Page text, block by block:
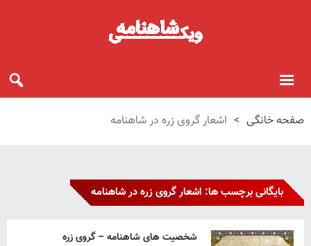
صفحه خانگی > اشعار گروی زره در شاهنامه
بایگانی برچسب ها: اشعار گروی زره در شاهنامه
شخصیت های شاهنامه – گروی زره